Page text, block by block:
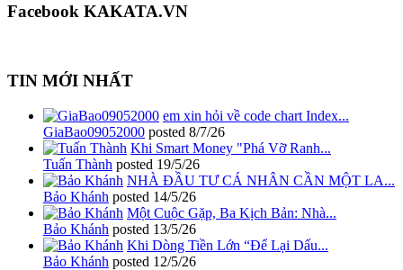
Facebook KAKATA.VN
TIN MỚI NHẤT
em xin hỏi về code chart Index...
GiaBao09052000 posted 8/7/26
Khi Smart Money "Phá Vỡ Ranh...
Tuấn Thành posted 19/5/26
NHÀ ĐẦU TƯ CÁ NHÂN CẦN MỘT LA...
Bảo Khánh posted 14/5/26
Một Cuộc Gặp, Ba Kịch Bản: Nhà...
Bảo Khánh posted 13/5/26
Khi Dòng Tiền Lớn “Để Lại Dấu...
Bảo Khánh posted 12/5/26